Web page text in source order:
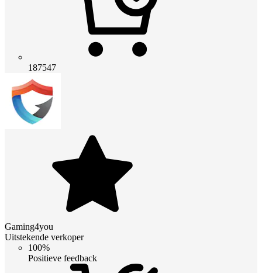
187547
Gaming4you
Uitstekende verkoper
100%
Positieve feedback